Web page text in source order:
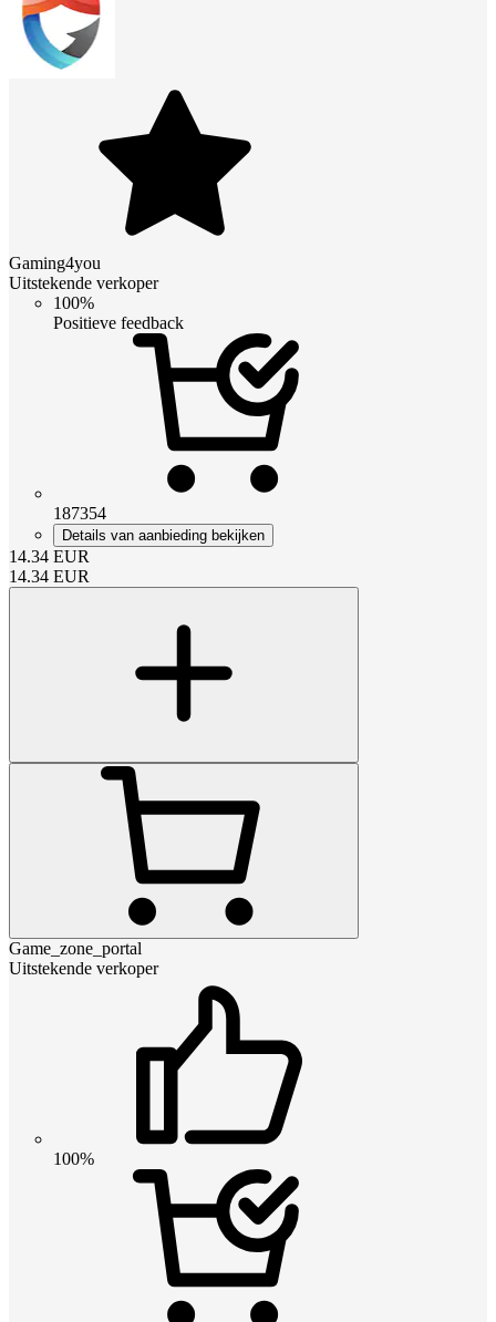
Gaming4you
Uitstekende verkoper
100%
Positieve feedback
187354
Details van aanbieding bekijken
14.34 EUR
14.34 EUR
Game_zone_portal
Uitstekende verkoper
100%